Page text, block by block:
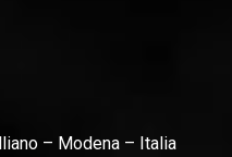
– Modena – Italia